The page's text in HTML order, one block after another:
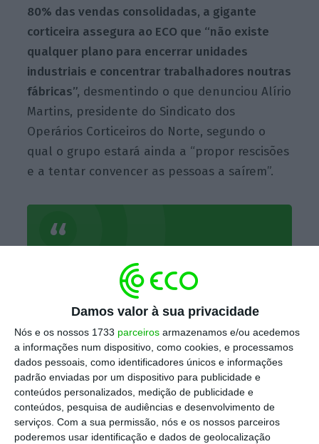
Damos valor à sua privacidade
Nós e os nossos 1733 parceiros armazenamos e/ou acedemos
a informações num dispositivo, como cookies, e processamos
dados pessoais, como identificadores únicos e informações
padrão enviadas por um dispositivo para publicidade e
conteúdos personalizados, medição de publicidade e
conteúdos, pesquisa de audiências e desenvolvimento de
serviços. Com a sua permissão, nós e os nossos parceiros
poderemos usar identificação e dados de geolocalização
80% das vendas consolidadas, a gigante
corticeira assegura ao ECO que “não existe
qualquer plano para encerrar unidades
industriais e concentrar trabalhadores noutras
fábricas”, desmentindo o que denunciou Alírio
Martins, presidente do Sindicato dos
Operários Corticeiros do Norte, segundo o
qual o grupo estará ainda a “propor rescisões
e a tentar convencer as pessoas a saírem”.
Não existe qualquer plano para
encerrar unidades industriais e
concentrar trabalhadores
noutras fábricas. A mobilidade
interna entre unidades integra a
gestão operacional corrente,
sendo uma prática regular e
transparente, circunscrita à
mesma área geográfica.